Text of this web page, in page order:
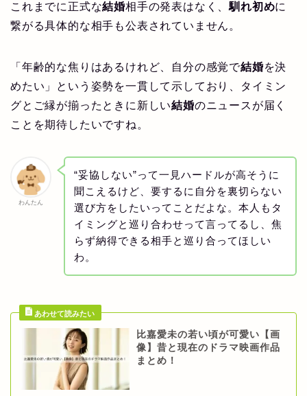
これまでに正式な結婚相手の発表はなく、馴れ初めに
繋がる具体的な相手も公表されていません。
「年齢的な焦りはあるけれど、自分の感覚で結婚を決
めたい」という姿勢を一貫して示しており、タイミン
グとご縁が揃ったときに新しい結婚のニュースが届く
ことを期待したいですね。
わんたん
“妥協しない”って一見ハードルが高そうに
聞こえるけど、要するに自分を裏切らない
選び方をしたいってことだよな。本人もタ
イミングと巡り合わせって言ってるし、焦
らず納得できる相手と巡り合ってほしい
わ。
比嘉愛未の若い頃が可愛い【画
像】昔と現在のドラマ映画作品
まとめ！